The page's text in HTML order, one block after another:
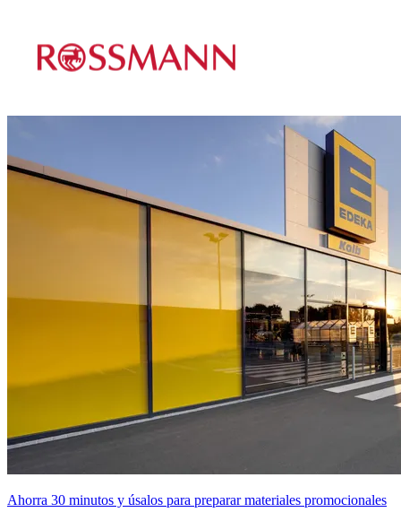
Ahorra 30 minutos y úsalos para preparar materiales promocionales